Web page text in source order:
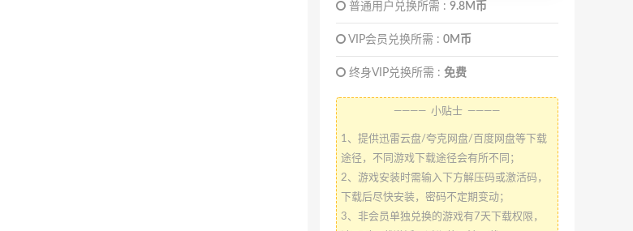
普通用户兑换所需 : 9.8M币
VIP会员兑换所需 : 0M币
终身VIP兑换所需 : 免费
———— 小贴士 ————
1、提供迅雷云盘/夸克网盘/百度网盘等下载
途径，不同游戏下载途径会有所不同；
2、游戏安装时需输入下方解压码或激活码，
下载后尽快安装，密码不定期变动；
3、非会员单独兑换的游戏有7天下载权限，